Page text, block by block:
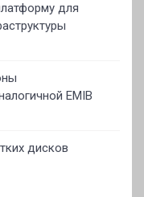
для
EMIB
дисков